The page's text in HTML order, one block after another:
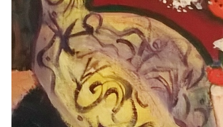
1975 1974 1973
1966
1965 1964 1963